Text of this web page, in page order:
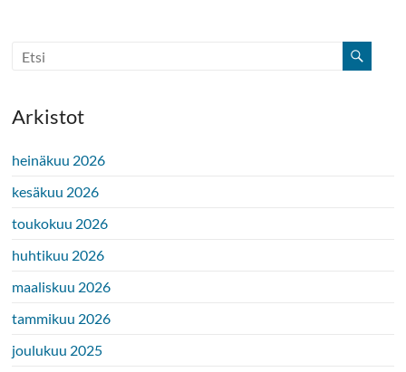
Arkistot
heinäkuu 2026
kesäkuu 2026
toukokuu 2026
huhtikuu 2026
maaliskuu 2026
tammikuu 2026
joulukuu 2025